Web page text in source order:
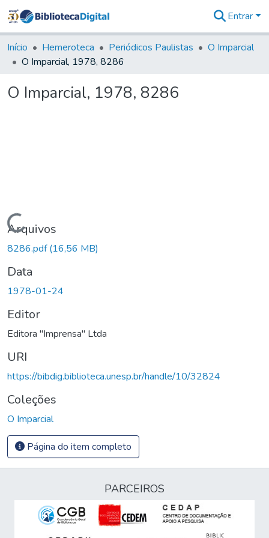
&
Coleções
Tudo na
Digital
Entrar
Início Hemeroteca Periódicos Paulistas
O Imparcial
O Imparcial, 1978, 8286
O Imparcial, 1978, 8286
Carregando...
Arquivos
8286.pdf(16,56 MB)
Data
1978-01-24
Editor
Editora "Imprensa" Ltda
URI
https://bibdig.biblioteca.unesp.br/handle/10/32824
Coleções
O Imparcial
Página do item completo
PARCEIROS